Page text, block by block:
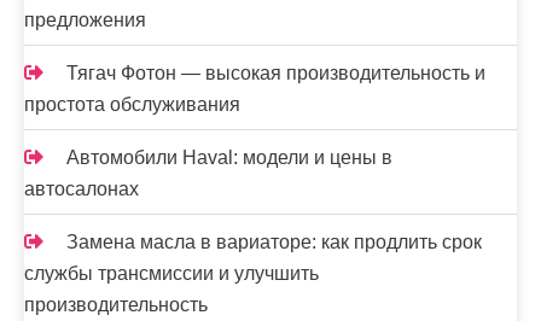
предложения
Тягач Фотон — высокая производительность и
простота обслуживания
Автомобили Haval: модели и цены в
автосалонах
Замена масла в вариаторе: как продлить срок
службы трансмиссии и улучшить
производительность